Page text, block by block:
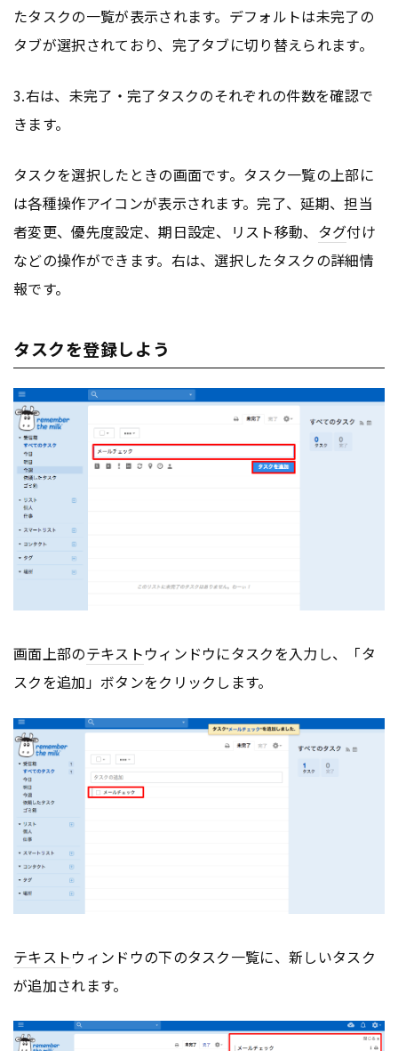
たタスクの一覧が表示されます。デフォルトは未完了の
タブが選択されており、完了タブに切り替えられます。
3.右は、未完了・完了タスクのそれぞれの件数を確認で
きます。
タスクを選択したときの画面です。タスク一覧の上部に
は各種操作アイコンが表示されます。完了、延期、担当
者変更、優先度設定、期日設定、リスト移動、 タグ付け
などの操作ができます。右は、選択したタスクの詳細情
報です。
タスクを登録しよう
画面上部のテキストウィンドウにタスクを入力し、「タ
スクを追加」ボタンをクリックします。
テキストウィンドウの下のタスク一覧に、新しいタスク
が追加されます。